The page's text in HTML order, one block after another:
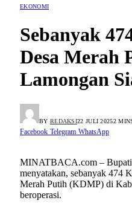
EKONOMI
Sebanyak
Desa Merah
Lamongan
BY REDAKSI22 JULI 20252
Facebook Telegram WhatsApp
MINATBACA.com – Bupati
menyatakan, sebanyak 474
Merah Putih (KDMP) di
beroperasi.